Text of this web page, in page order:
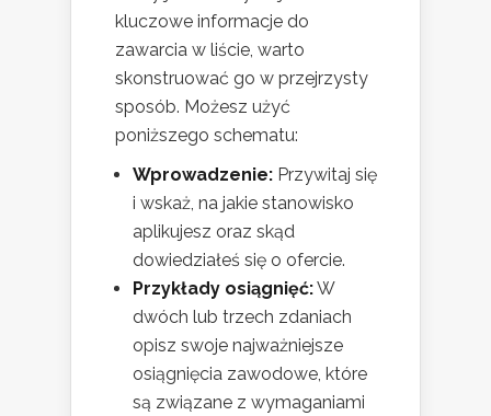
kluczowe informacje do
zawarcia w liście, warto
skonstruować go w przejrzysty
sposób. Możesz użyć
poniższego schematu:
Wprowadzenie: Przywitaj się
i wskaż, na jakie stanowisko
aplikujesz oraz skąd
dowiedziałeś się o ofercie.
Przykłady osiągnięć:W
dwóch lub trzech zdaniach
opisz swoje najważniejsze
osiągnięcia zawodowe, które
są związane z wymaganiami